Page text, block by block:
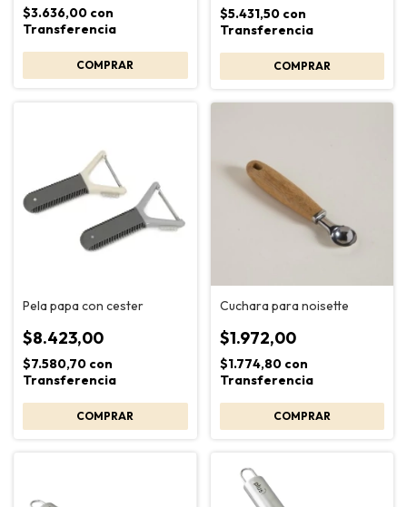
$3.636,00 con
Transferencia
$5.431,50 con
Transferencia
Pela papa con cester
$8.423,00
$7.580,70 con
Transferencia
Cuchara para noisette
$1.972,00
$1.774,80 con
Transferencia